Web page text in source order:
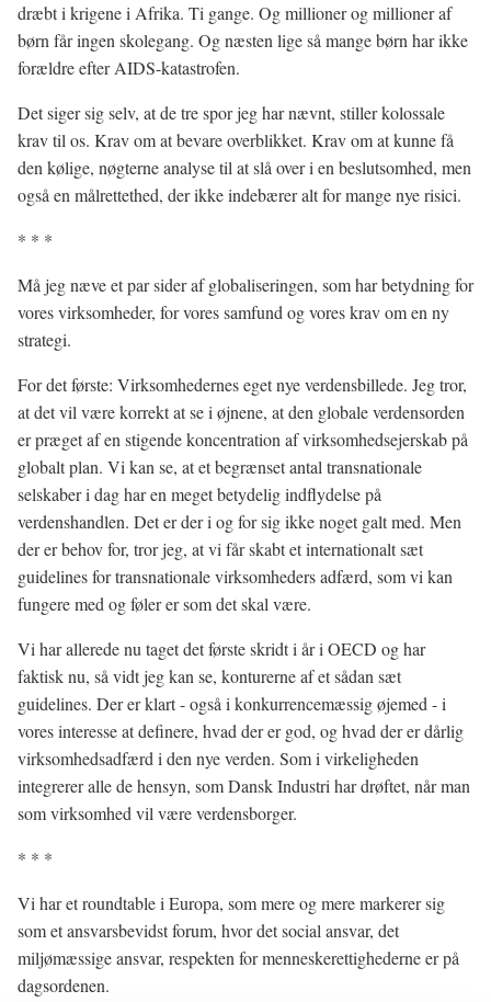
dræbt i krigene i Afrika. Ti gange. Og millioner og millioner af
børn får ingen skolegang. Og næsten lige så mange børn har ikke
forældre efter AIDS-katastrofen.
Det siger sig selv, at de tre spor jeg har nævnt, stiller kolossale
krav til os. Krav om at bevare overblikket. Krav om at kunne få
den kølige, nøgterne analyse til at slå over i en beslutsomhed, men
også en målrettethed, der ikke indebærer alt for mange nye risici.
* * *
Må jeg næve et par sider af globaliseringen, som har betydning for
vores virksomheder, for vores samfund og vores krav om en ny
strategi.
For det første: Virksomhedernes eget nye verdensbillede. Jeg tror,
at det vil være korrekt at se i øjnene, at den globale verdensorden
er præget af en stigende koncentration af virksomhedsejerskab på
globalt plan. Vi kan se, at et begrænset antal transnationale
selskaber i dag har en meget betydelig indflydelse på
verdenshandlen. Det er der i og for sig ikke noget galt med. Men
der er behov for, tror jeg, at vi får skabt et internationalt sæt
guidelines for transnationale virksomheders adfærd, som vi kan
fungere med og føler er som det skal være.
Vi har allerede nu taget det første skridt i år i OECD og har
faktisk nu, så vidt jeg kan se, konturerne af et sådan sæt
guidelines. Der er klart - også i konkurrencemæssig øjemed - i
vores interesse at definere, hvad der er god, og hvad der er dårlig
virksomhedsadfærd i den nye verden. Som i virkeligheden
integrerer alle de hensyn, som Dansk Industri har drøftet, når man
som virksomhed vil være verdensborger.
* * *
Vi har et roundtable i Europa, som mere og mere markerer sig
som et ansvarsbevidst forum, hvor det social ansvar, det
miljømæssige ansvar, respekten for menneskerettighederne er på
dagsordenen.